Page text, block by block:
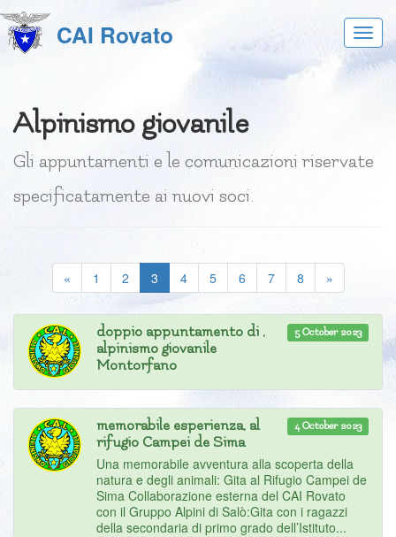
al
menu
CAI Rovato
Alpinismo giovanile
Gli appuntamenti e le comunicazioni riservate
specificatamente ai nuovi soci.
« 1 2 3(current)
4 5 6 7 8 »
5 October 2023
doppio appuntamento di ,
alpinismo giovanile
Montorfano
4 October 2023
memorabile esperienza, al
rifugio Campei de Sima
Una memorabile avventura alla scoperta della
natura e degli animali: Gita al Rifugio Campei de
Sima Collaborazione esterna del CAI Rovato
con il Gruppo Alpini di Salò:Gita con i ragazzi
della secondaria di primo grado dell’Istituto...